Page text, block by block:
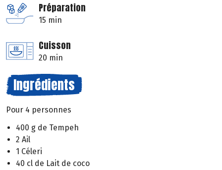
Préparation
15 min
Cuisson
20 min
Ingrédients
Pour 4 personnes
400 g de Tempeh
2 Ail
1 Céleri
40 cl de Lait de coco